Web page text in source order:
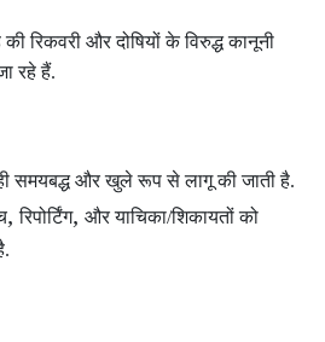
रिकवरी और दोषियों के विरुद्ध कानूनी
रहे हैं.
समयबद्ध और खुले रूप से लागू की जाती है.
,रिपोर्टिंग, और याचिका/शिकायतों को